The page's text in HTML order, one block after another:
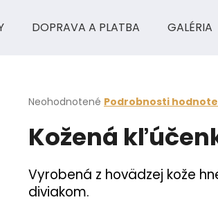
DOPRAVA A PLATBA GALÉRIA
Priemerné
produktu
je
z
5
hviezdičiek.
Neohodnotené Podrobnosti
Kožená
Vyrobená z hovädzej kože
diviakom.
HĽADAŤ